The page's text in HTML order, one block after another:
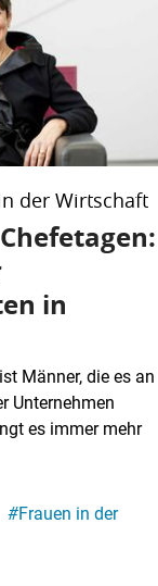
der Wirtschaft
in
Männer, die es an
Unternehmen
es immer mehr
#Frauen in der